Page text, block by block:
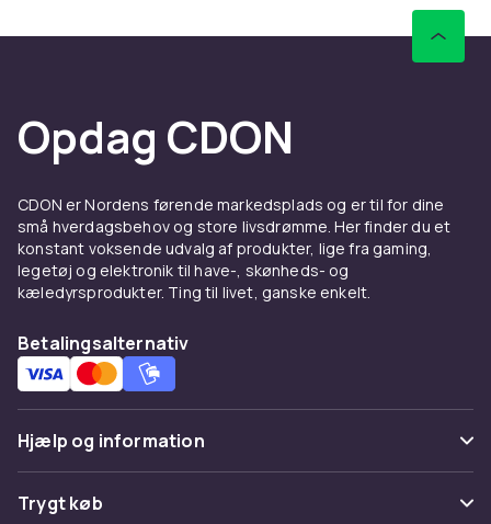
Opdag CDON
CDON er Nordens førende markedsplads og er til for dine
små hverdagsbehov og store livsdrømme. Her finder du et
konstant voksende udvalg af produkter, lige fra gaming,
legetøj og elektronik til have-, skønheds- og
kæledyrsprodukter. Ting til livet, ganske enkelt.
Betalingsalternativ
Hjælp og information
Ofte stillede spørgsmål
Trygt køb